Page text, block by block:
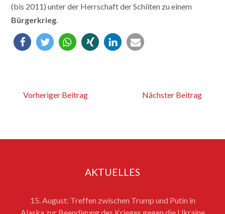
(bis 2011) unter der Herrschaft der Schiiten zu einem
Bürgerkrieg.
Vorheriger Beitrag Nächster Beitrag
AKTUELLES
15. August: Treffen zwischen Trump und Putin in